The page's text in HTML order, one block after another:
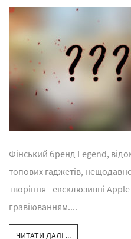
Фінський бренд Legend,
топових гаджетів,
творіння - ексклюзивні
гравіюванням....
ЧИТАТИ ДАЛІ ...